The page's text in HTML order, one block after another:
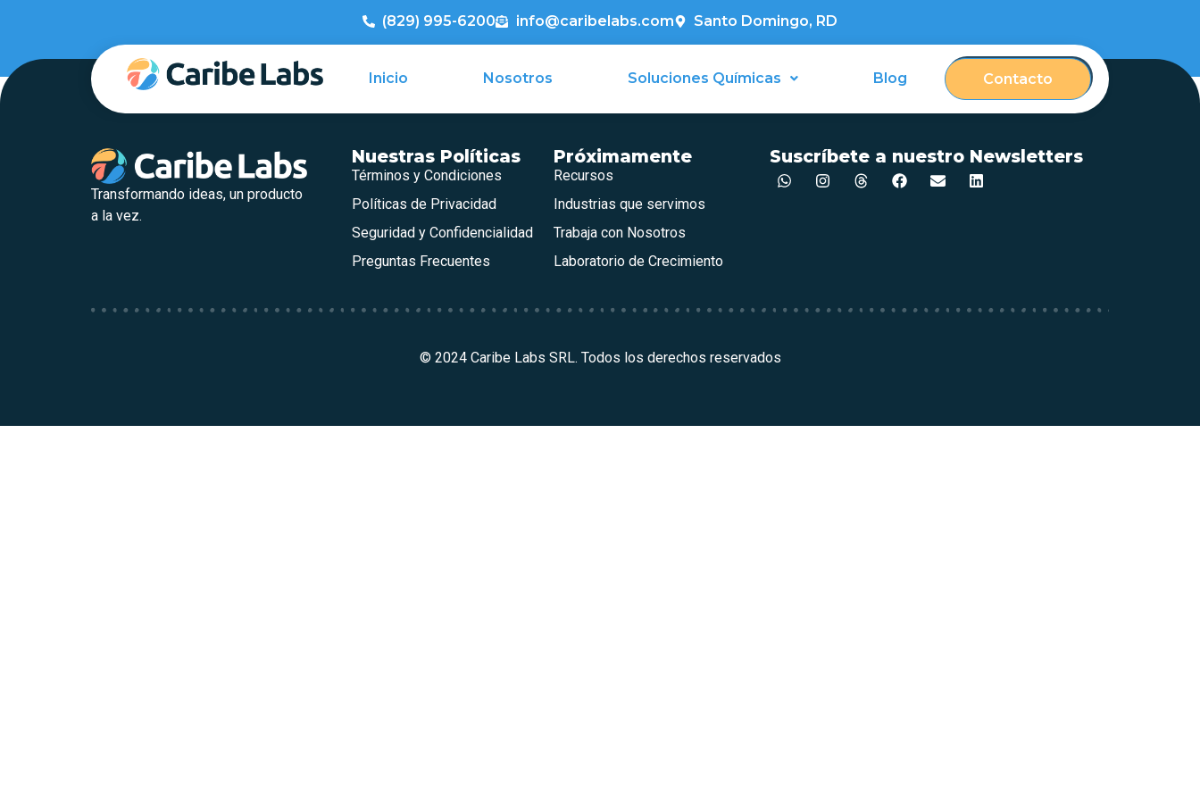
(829) 995-6200 info@caribelabs.com Santo Domingo, RD
Inicio Nosotros Soluciones Químicas Blog Contacto
Transformando ideas, un producto
a la vez.
Nuestras Políticas
Términos y Condiciones
Políticas de Privacidad
Seguridad y Confidencialidad
Preguntas Frecuentes
Próximamente
Recursos
Industrias que servimos
Trabaja con Nosotros
Laboratorio de Crecimiento
Suscríbete a nuestro Newsletters
© 2024 Caribe Labs SRL. Todos los derechos reservados